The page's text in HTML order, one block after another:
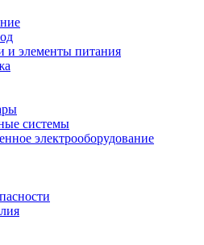
и элементы питания
системы
электрооборудование